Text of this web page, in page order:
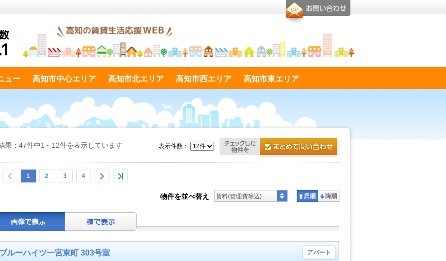
ュー 高知市中心エリア 高知市北エリア 高知市西エリア 高知市東エリア
果：47件中1～12件を表示しています
1 2 3 4
表示件数：
物件を並べ替え 賃料(管理費等込)
ルーハイツ一宮東町 303号室 アパート